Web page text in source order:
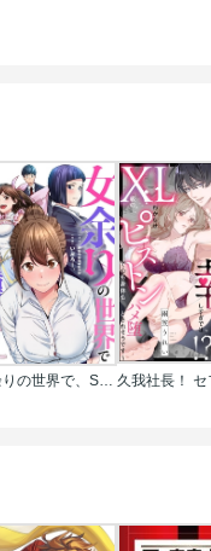
女余りの世界で、S級魔法少女達に種をまく【フルカラー】